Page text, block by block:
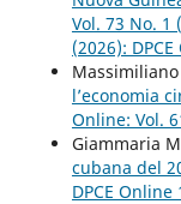
Vol. 73 No. 1
(2026):
l’economia
Online: Vol.
Giammaria
cubana del
DPCE Online